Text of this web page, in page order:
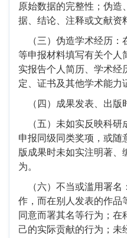
原始数据的完整性；伪造
据、结论、注释或文献资
（三）伪造学术经历：
等申报材料填写有关个人
实报告个人简历、学术经
定、证书及其他学术能力
（四）成果发表、出版
（五）未如实反映科研
申报同级同类奖项，或随
版成果时未如实注明著、
为。
（六）不当或滥用署名
作，而在别人发表的作品
同意而署其名等行为；在
己的实际贡献的行为；未